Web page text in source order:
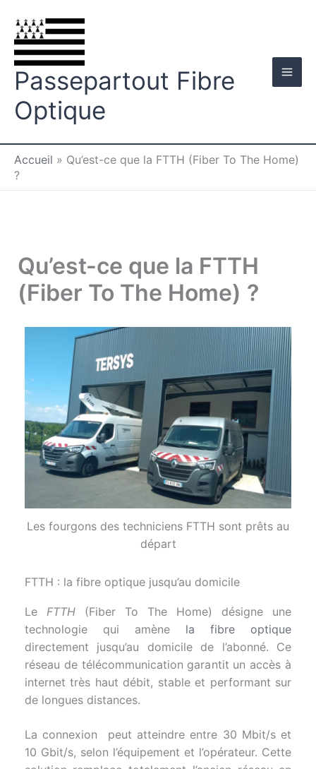
contenu
Passepartout Fibre
Optique
Accueil » Qu’est-ce que la FTTH (Fiber To The Home)
?
Qu’est-ce que la FTTH
(Fiber To The Home) ?
Les fourgons des techniciens FTTH sont prêts au
départ
FTTH : la fibre optique jusqu’au domicile
Le FTTH(Fiber To The Home) désigne une
technologie qui amène la fibre optique
directement jusqu’au domicile de l’abonné. Ce
réseau de télécommunication garantit un accès à
internet très haut débit, stable et performant sur
de longues distances.
La connexion peut atteindre entre 30 Mbit/s et
10 Gbit/s, selon l’équipement et l’opérateur. Cette